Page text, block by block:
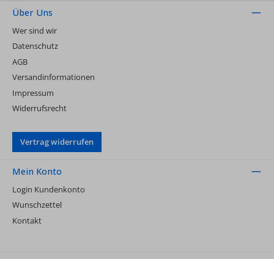
Über Uns
Wer sind wir
Datenschutz
AGB
Versandinformationen
Impressum
Widerrufsrecht
Vertrag widerrufen
Mein Konto
Login Kundenkonto
Wunschzettel
Kontakt